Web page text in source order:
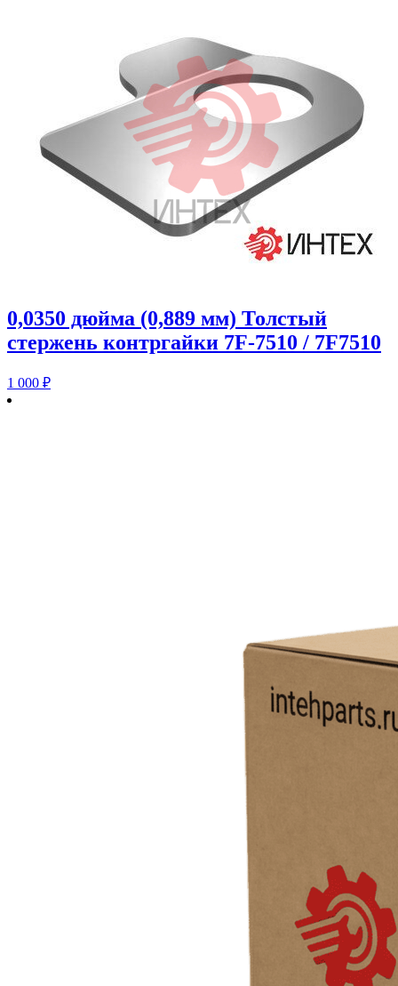
0,0350 дюйма (0,889 мм) Толстый
стержень контргайки 7F-7510 / 7F7510
1 000 ₽